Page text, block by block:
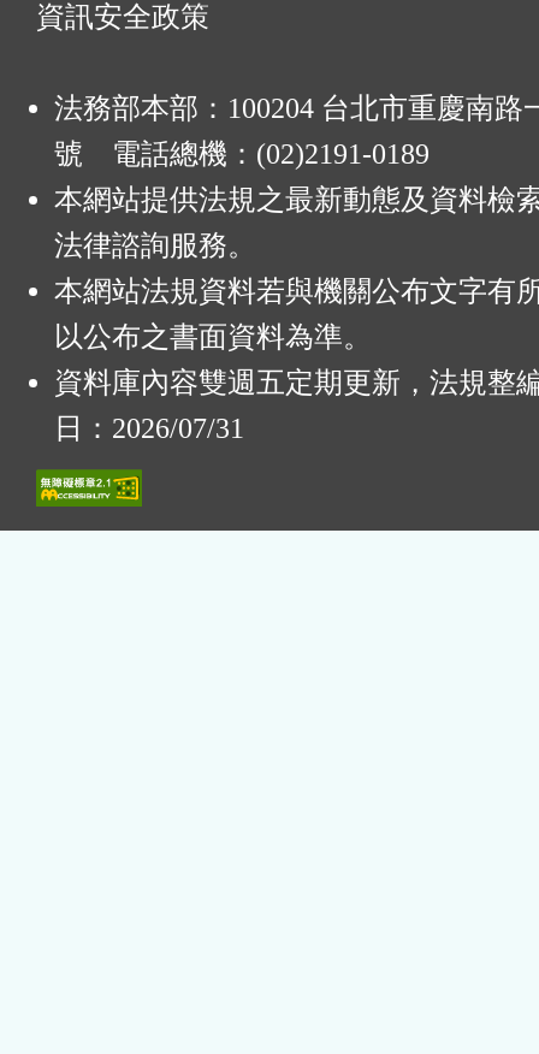
資訊安全政策
法務部本部：100204 台北市重慶南路
號 電話總機：(02)2191-0189
本網站提供法規之最新動態及資料檢
法律諮詢服務。
本網站法規資料若與機關公布文字有
以公布之書面資料為準。
資料庫內容雙週五定期更新，法規整
日：2026/07/31